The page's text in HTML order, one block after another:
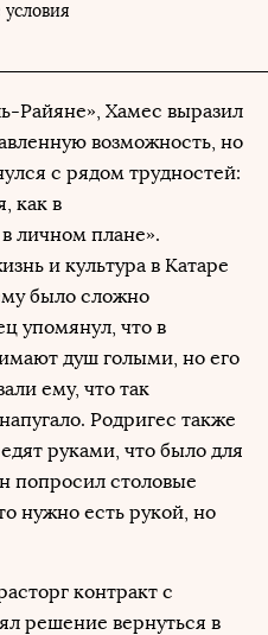
Райяне», Хамес выразил
возможность, но
с рядом трудностей:
как в
личном плане».
и культура в Катаре
было сложно
упомянул, что в
душ голыми, но его
ему, что так
Родригес также
руками, что было для
попросил столовые
нужно есть рукой, но
контракт с
решение вернуться в